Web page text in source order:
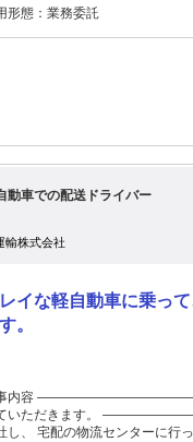
や活動費などは、月100万円ま
で生み出した「営業利益」の20％を、翌
ら配送チームの組成まで、す
す」のではなく、「仕事そのものを創
理） 荷主企業への電話営業や
地元の運送会社との強固なパ
イバーの採用面接、配送員の
めお伝えしたい「実情」 入社
を率直にお伝えします。この
ールを活用する両輪が必要で
いトラブルを、自分の手で収
働ける環境です。将来の独立
の場です。 あなたのやり方が
というあなたの考えが、その
後、翌年1月より支
予実管理（数値管
臭さ」を厭わない
折れない心： 予期
限定しない越境性：
集します。 ハード
があります。 カオ
形態： 業務委託
動車での配送ドライバー
輸株式会社
イな軽自動車に乗っ
。
内容
いただきます。
し、 宅配の物流センターに行